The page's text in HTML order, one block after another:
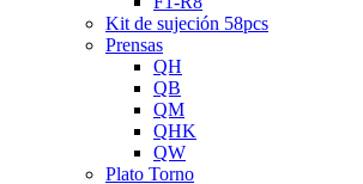
Kit de sujeción 58pcs
Prensas
QH
QB
QM
QHK
QW
Plato Torno